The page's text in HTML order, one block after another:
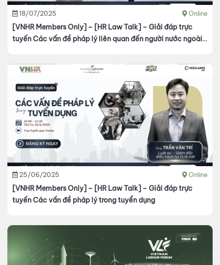
18/07/2025 Online
[VNHR Members Only] – [HR Law Talk] – Giải đáp trực
tuyến Các vấn đề pháp lý liên quan đến người nước ngoài
25/06/2025 Online
[VNHR Members Only] – [HR Law Talk] – Giải đáp trực
tuyến Các vấn đề pháp lý trong tuyển dụng